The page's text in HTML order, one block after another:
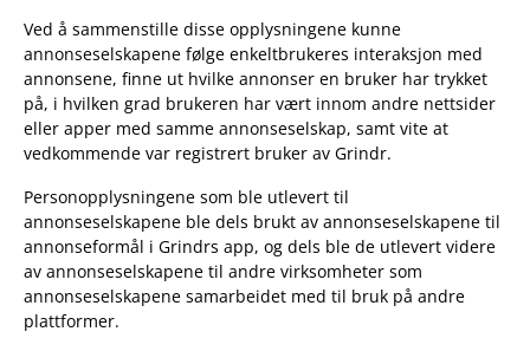
Ved å sammenstille disse opplysningene kunne
annonseselskapene følge enkeltbrukeres interaksjon med
annonsene, finne ut hvilke annonser en bruker har trykket
på, i hvilken grad brukeren har vært innom andre nettsider
eller apper med samme annonseselskap, samt vite at
vedkommende var registrert bruker av Grindr.
Personopplysningene som ble utlevert til
annonseselskapene ble dels brukt av annonseselskapene til
annonseformål i Grindrs app, og dels ble de utlevert videre
av annonseselskapene til andre virksomheter som
annonseselskapene samarbeidet med til bruk på andre
plattformer.